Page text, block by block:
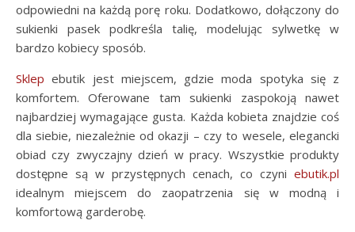
odpowiedni na każdą porę roku. Dodatkowo, dołączony do
sukienki pasek podkreśla talię, modelując sylwetkę w
bardzo kobiecy sposób.
Sklep ebutik jest miejscem, gdzie moda spotyka się z
komfortem. Oferowane tam sukienki zaspokoją nawet
najbardziej wymagające gusta. Każda kobieta znajdzie coś
dla siebie, niezależnie od okazji – czy to wesele, elegancki
obiad czy zwyczajny dzień w pracy. Wszystkie produkty
dostępne są w przystępnych cenach, co czyni ebutik.pl
idealnym miejscem do zaopatrzenia się w modną i
komfortową garderobę.